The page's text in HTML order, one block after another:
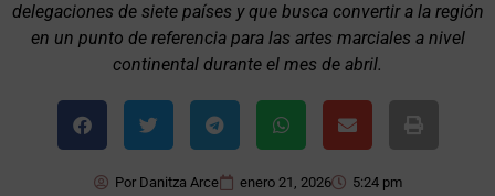
delegaciones de siete países y que busca convertir a la región
en un punto de referencia para las artes marciales a nivel
continental durante el mes de abril.
PorDanitza Arce enero 21, 2026 5:24 pm